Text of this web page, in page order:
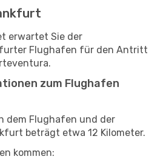
erwartet Sie der
Flughafen für den Antritt
zum Flughafen
dem Flughafen und der
beträgt etwa 12 Kilometer.
kommen: